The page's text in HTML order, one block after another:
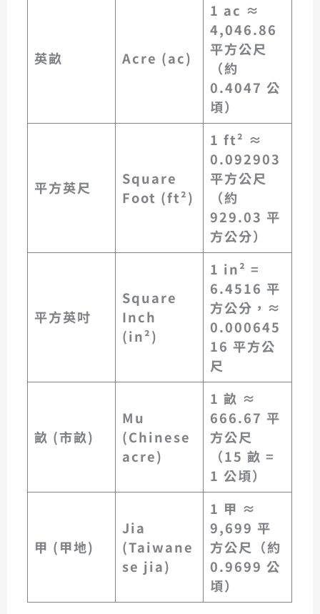
英畝 Acre (ac)
1 ac ≈
4,046.86
平方公尺
（約
0.4047 公
頃）
平方英尺
Square
Foot (ft²)
1 ft² ≈
0.092903
平方公尺
（約
929.03 平
方公分）
平方英吋
Square
Inch
(in²)
1 in² =
6.4516 平
方公分 ， ≈
0.000645
16 平方公
尺
畝 (市畝)
Mu
(Chinese
acre)
1 畝 ≈
666.67 平
方公尺
（15 畝 =
1 公頃）
甲 (甲地)
Jia
(Taiwane
se jia)
1 甲 ≈
9,699 平
方公尺 （約
0.9699 公
頃）